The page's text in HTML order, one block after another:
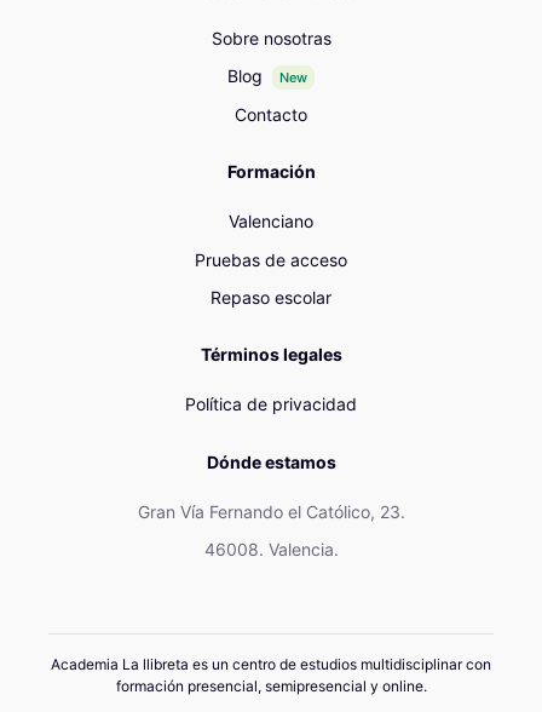
Sobre nosotras
Blog
New
Contacto
Formación
Valenciano
Pruebas de acceso
Repaso escolar
Términos legales
Política de privacidad
Dónde estamos
Gran Vía Fernando el Católico, 23.
46008. Valencia.
Academia La llibreta es un centro de estudios multidisciplinar con
formación presencial, semipresencial y online.